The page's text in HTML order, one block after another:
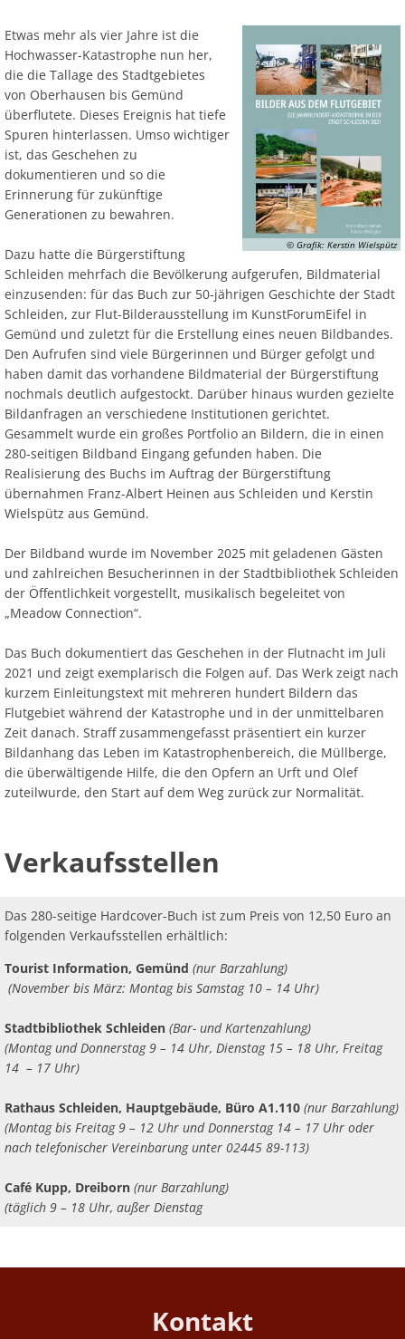
© Grafik: Kerstin Wielspütz
Etwas mehr als vier Jahre ist die
Hochwasser-Katastrophe nun her,
die die Tallage des Stadtgebietes
von Oberhausen bis Gemünd
überflutete. Dieses Ereignis hat tiefe
Spuren hinterlassen. Umso wichtiger
ist, das Geschehen zu
dokumentieren und so die
Erinnerung für zukünftige
Generationen zu bewahren.
Dazu hatte die Bürgerstiftung
Schleiden mehrfach die Bevölkerung aufgerufen, Bildmaterial
einzusenden: für das Buch zur 50-jährigen Geschichte der Stadt
Schleiden, zur Flut-Bilderausstellung im KunstForumEifel in
Gemünd und zuletzt für die Erstellung eines neuen Bildbandes.
Den Aufrufen sind viele Bürgerinnen und Bürger gefolgt und
haben damit das vorhandene Bildmaterial der Bürgerstiftung
nochmals deutlich aufgestockt. Darüber hinaus wurden gezielte
Bildanfragen an verschiedene Institutionen gerichtet.
Gesammelt wurde ein großes Portfolio an Bildern, die in einen
280-seitigen Bildband Eingang gefunden haben. Die
Realisierung des Buchs im Auftrag der Bürgerstiftung
übernahmen Franz-Albert Heinen aus Schleiden und Kerstin
Wielspütz aus Gemünd.
Der Bildband wurde im November 2025 mit geladenen Gästen
und zahlreichen Besucherinnen in der Stadtbibliothek Schleiden
der Öffentlichkeit vorgestellt, musikalisch begeleitet von
„Meadow Connection“.
Das Buch dokumentiert das Geschehen in der Flutnacht im Juli
2021 und zeigt exemplarisch die Folgen auf. Das Werk zeigt nach
kurzem Einleitungstext mit mehreren hundert Bildern das
Flutgebiet während der Katastrophe und in der unmittelbaren
Zeit danach. Straff zusammengefasst präsentiert ein kurzer
Bildanhang das Leben im Katastrophenbereich, die Müllberge,
die überwältigende Hilfe, die den Opfern an Urft und Olef
zuteilwurde, den Start auf dem Weg zurück zur Normalität.
Verkaufsstellen
Das 280-seitige Hardcover-Buch ist zum Preis von 12,50 Euro an
folgenden Verkaufsstellen erhältlich:
Tourist Information, Gemünd (nur Barzahlung)
(November bis März: Montag bis Samstag 10 – 14 Uhr)
Stadtbibliothek Schleiden (Bar- und Kartenzahlung)
(Montag und Donnerstag 9 – 14 Uhr, Dienstag 15 – 18 Uhr, Freitag
14 – 17 Uhr)
Rathaus Schleiden, Hauptgebäude, Büro A1.110 (nur Barzahlung)
(Montag bis Freitag 9 – 12 Uhr und Donnerstag 14 – 17 Uhr oder
nach telefonischer Vereinbarung unter 02445 89-113)
Café Kupp, Dreiborn (nur Barzahlung)
(täglich 9 – 18 Uhr, außer Dienstag
Kontakt